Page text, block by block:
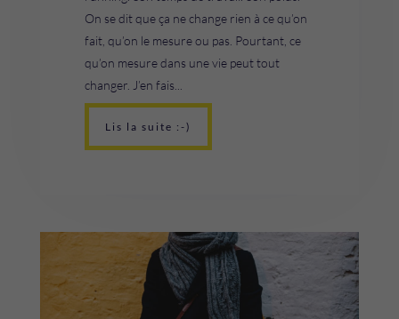
On se dit que ça ne change rien à ce qu’on
fait, qu’on le mesure ou pas. Pourtant, ce
qu’on mesure dans une vie peut tout
changer. J’en fais...
Lis la suite :-)